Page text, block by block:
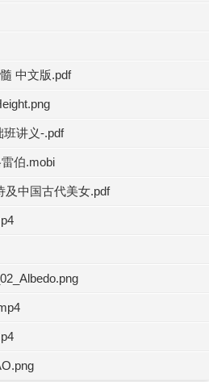
中文版.pdf
班讲义-.pdf
伯.mobi
及中国古代美女.pdf